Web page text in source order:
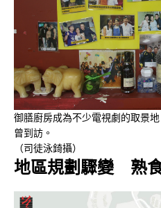
御膳廚房成為不少電視劇的取景
曾到訪。
（司徒泳錡攝）
地區規劃驟變 熟